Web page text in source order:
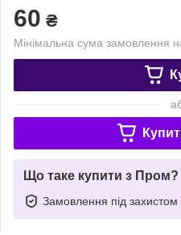
60 ₴
Мінімальна сума замовлення
Що таке купити з Пром?
Замовлення під захистом